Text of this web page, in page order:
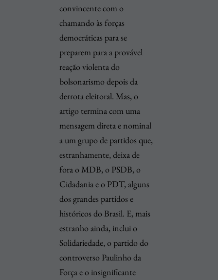
convincente com o
chamando às forças
democráticas para se
preparem para a provável
reação violenta do
bolsonarismo depois da
derrota eleitoral. Mas, o
artigo termina com uma
mensagem direta e nominal
a um grupo de partidos que,
estranhamente, deixa de
fora o MDB, o PSDB, o
Cidadania e o PDT, alguns
dos grandes partidos e
históricos do Brasil. E, mais
estranho ainda, inclui o
Solidariedade, o partido do
controverso Paulinho da
Força e o insignificante